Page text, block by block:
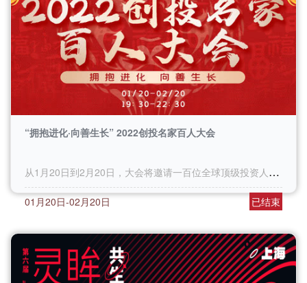
“拥抱进化·向善生长” 2022创投名家百人大会
从1月20日到2月20日，大会将邀请一百位全球顶级投资人和成功创业者，共同聚焦创业&投资热点、解读市场深层趋势，探寻2022年中国创业&投资的进化之路。
01月20日-02月20日 已结束